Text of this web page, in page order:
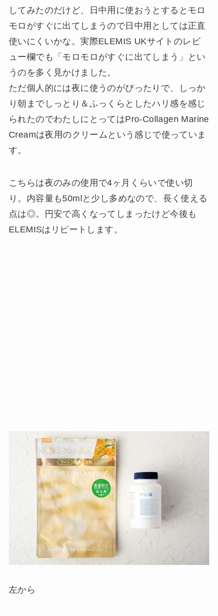
してみたのだけど、日中用に使おうとするとモロ
モロがすぐに出てしまうので日中用としては正直
使いにくいかな。実際ELEMIS UKサイトのレビ
ュー欄でも「モロモロがすぐに出てしまう」とい
うのを多く見かけました。
ただ個人的には夜に使うのがぴったりで、しっか
り朝までしっとり＆ふっくらとしたハリ感を感じ
られたのでわたしにとってはPro-Collagen Marine
Creamは夜用のクリームという感じで使っていま
す。
こちらは夜のみの使用で4ヶ月くらいで使い切
り。内容量も50mlと少し多めなので、長く使える
点は◎。円安で高くなってしまったけど今後も
ELEMISはリピートします。
左から